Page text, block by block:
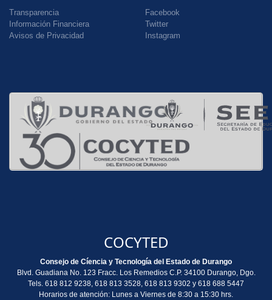
Transparencia
Información Financiera
Avisos de Privacidad
Facebook
Twitter
Instagram
COCYTED
Consejo de Cíencia y Tecnología del Estado de Durango
Blvd. Guadiana No. 123 Fracc. Los Remedios C.P. 34100 Durango, Dgo.
Tels. 618 812 9238, 618 813 3528, 618 813 9302 y 618 688 5447
Horarios de atención: Lunes a Viernes de 8:30 a 15:30 hrs.